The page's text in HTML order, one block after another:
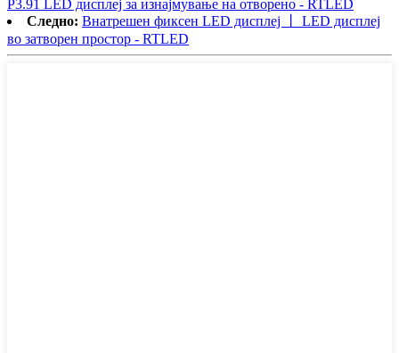
P3.91 LED дисплеј за изнајмување на отворено - RTLED
Следно: Внатрешен фиксен LED дисплеј 丨 LED дисплеј
во затворен простор - RTLED